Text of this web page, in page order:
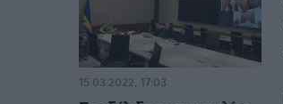
15.03.2022, 17:03